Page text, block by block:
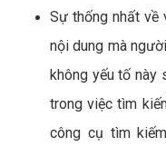
Sự thống nhất về
nội dung mà
không yếu tố này
trong việc tìm
công cụ tìm